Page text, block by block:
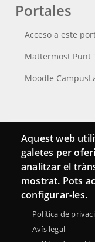
Portales
Acceso a este
Mattermost Punt
Moodle
Conecta
Contacto
Hemeroteca
Aquest web
galetes per
analitzar el
mostrat. Pots
configurar-les.
Política de
Avís legal